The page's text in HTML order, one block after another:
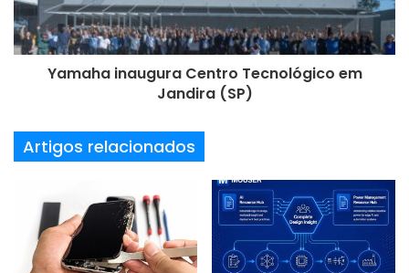
voluntários de diferentes áreas e localidades que tenham
interesse em colaborar com a causa. Com a proporção
alcançada em tão pouco tempo, o objetivo agora é que a
tecnologia desenvolvida seja capaz de atender a eventuais
novos desastres que possam acontecer no país.
https://ajuders.com.br/
Instagram: @ajuders.com.br
Yamaha inaugura Centro Tecnológico em
Jandira (SP)
Artigos relacionados